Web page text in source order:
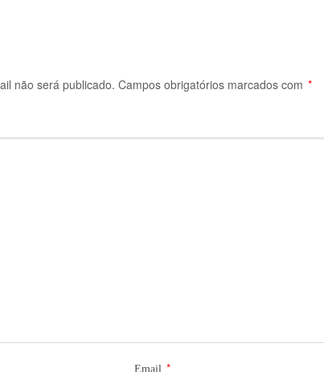
não será publicado. Campos obrigatórios marcados com *
Email *